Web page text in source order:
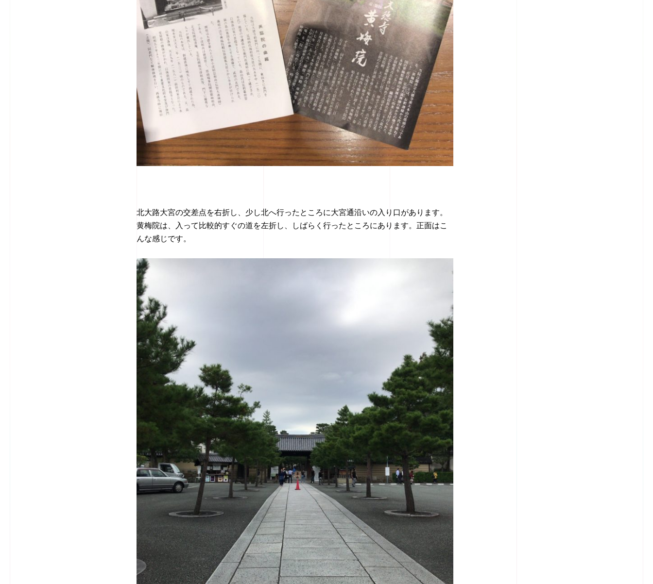
北大路大宮の交差点を右折し、少し北へ行ったところに大宮通沿いの入り口があります。
黄梅院は、入って比較的すぐの道を左折し、しばらく行ったところにあります。正面はこ
んな感じです。